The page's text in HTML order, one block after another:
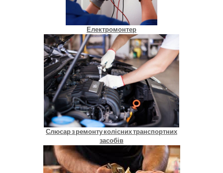
Електромонтер
Слюсар з ремонту колісних транспортних
засобів